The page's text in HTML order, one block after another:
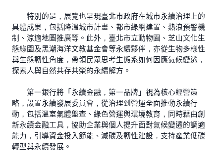
特別的是，展覽也呈現臺北市政府在城市永續治理上的
具體成果，包括降溫城市計畫、都市綠網建置、熱浪預警機
制、涼適地圖推廣等。此外，臺北市立動物園、芝山文化生
態綠園及黑潮海洋文教基金會等永續夥伴，亦從生物多樣性
與生態韌性角度，帶領民眾思考生態系如何因應氣候變遷，
探索人與自然共存共榮的永續解方。
第一銀行將「永續金融，第一品牌」視為核心經營策
略，設置永續發展委員會，從治理到營運全面推動永續行
動，包括溫室氣體盤查、綠色營運與環境教育，同時藉由創
新永續金融工具，協助企業與個人提升面對氣候變遷的調適
能力，引導資金投入節能、減碳及韌性建設，支持產業低碳
轉型與永續發展。